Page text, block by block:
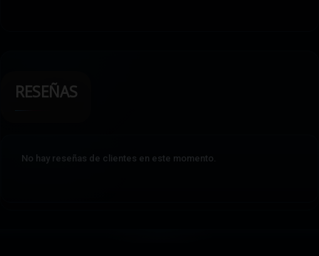
RESEÑAS
No hay reseñas de clientes en este momento.